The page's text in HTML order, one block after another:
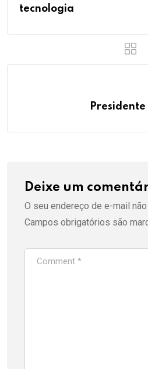
tecnologia
Deixe um
O seu endereço de e-mail
Campos obrigatórios são